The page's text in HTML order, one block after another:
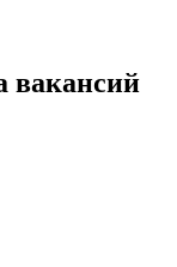
вакансий